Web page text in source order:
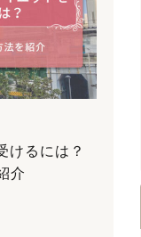
けるには？
介